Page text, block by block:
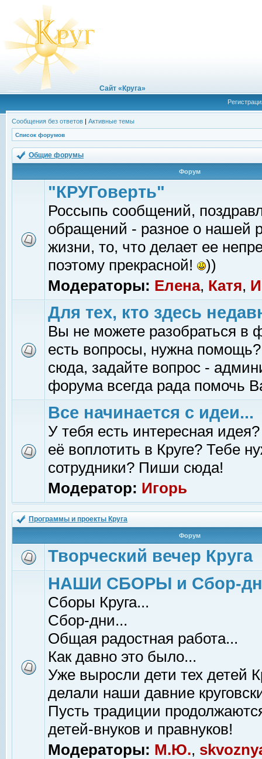
Сайт «Круга»
Сообщения без ответов | Активные темы
Список форумов
Общие форумы
Форум
"КРУГоверть"
Россыпь сообщений,
обращений - разное о нашей
жизни, то, что делает ее
поэтому прекрасной!
))
Модераторы: Елена, Катя,
Для тех, кто здесь
Вы не можете разобраться в
есть вопросы, нужна помощь?
сюда, задайте вопрос -
форума всегда рада помочь
Все начинается с идеи...
У тебя есть интересная
её воплотить в Круге? Тебе
сотрудники? Пиши сюда!
Модератор: Игорь
Программы и проекты Круга
Форум
Творческий вечер Круга
НАШИ СБОРЫ и Сбор-
Сборы Круга...
Сбор-дни...
Общая радостная работа...
Как давно это было...
Уже выросли дети тех детей
делали наши давние
Пусть традиции
детей-внуков и правнуков!
Модераторы: М.Ю.,